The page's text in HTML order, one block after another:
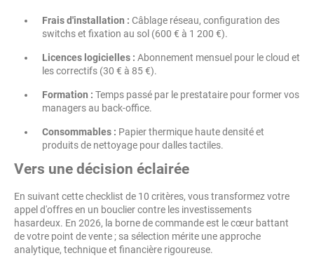
Frais d'installation : Câblage réseau, configuration des
switchs et fixation au sol (600 € à 1 200 €).
Licences logicielles : Abonnement mensuel pour le cloud et
les correctifs (30 € à 85 €).
Formation : Temps passé par le prestataire pour former vos
managers au back-office.
Consommables : Papier thermique haute densité et
produits de nettoyage pour dalles tactiles.
Vers une décision éclairée
En suivant cette checklist de 10 critères, vous transformez votre
appel d'offres en un bouclier contre les investissements
hasardeux. En 2026, la borne de commande est le cœur battant
de votre point de vente ; sa sélection mérite une approche
analytique, technique et financière rigoureuse.